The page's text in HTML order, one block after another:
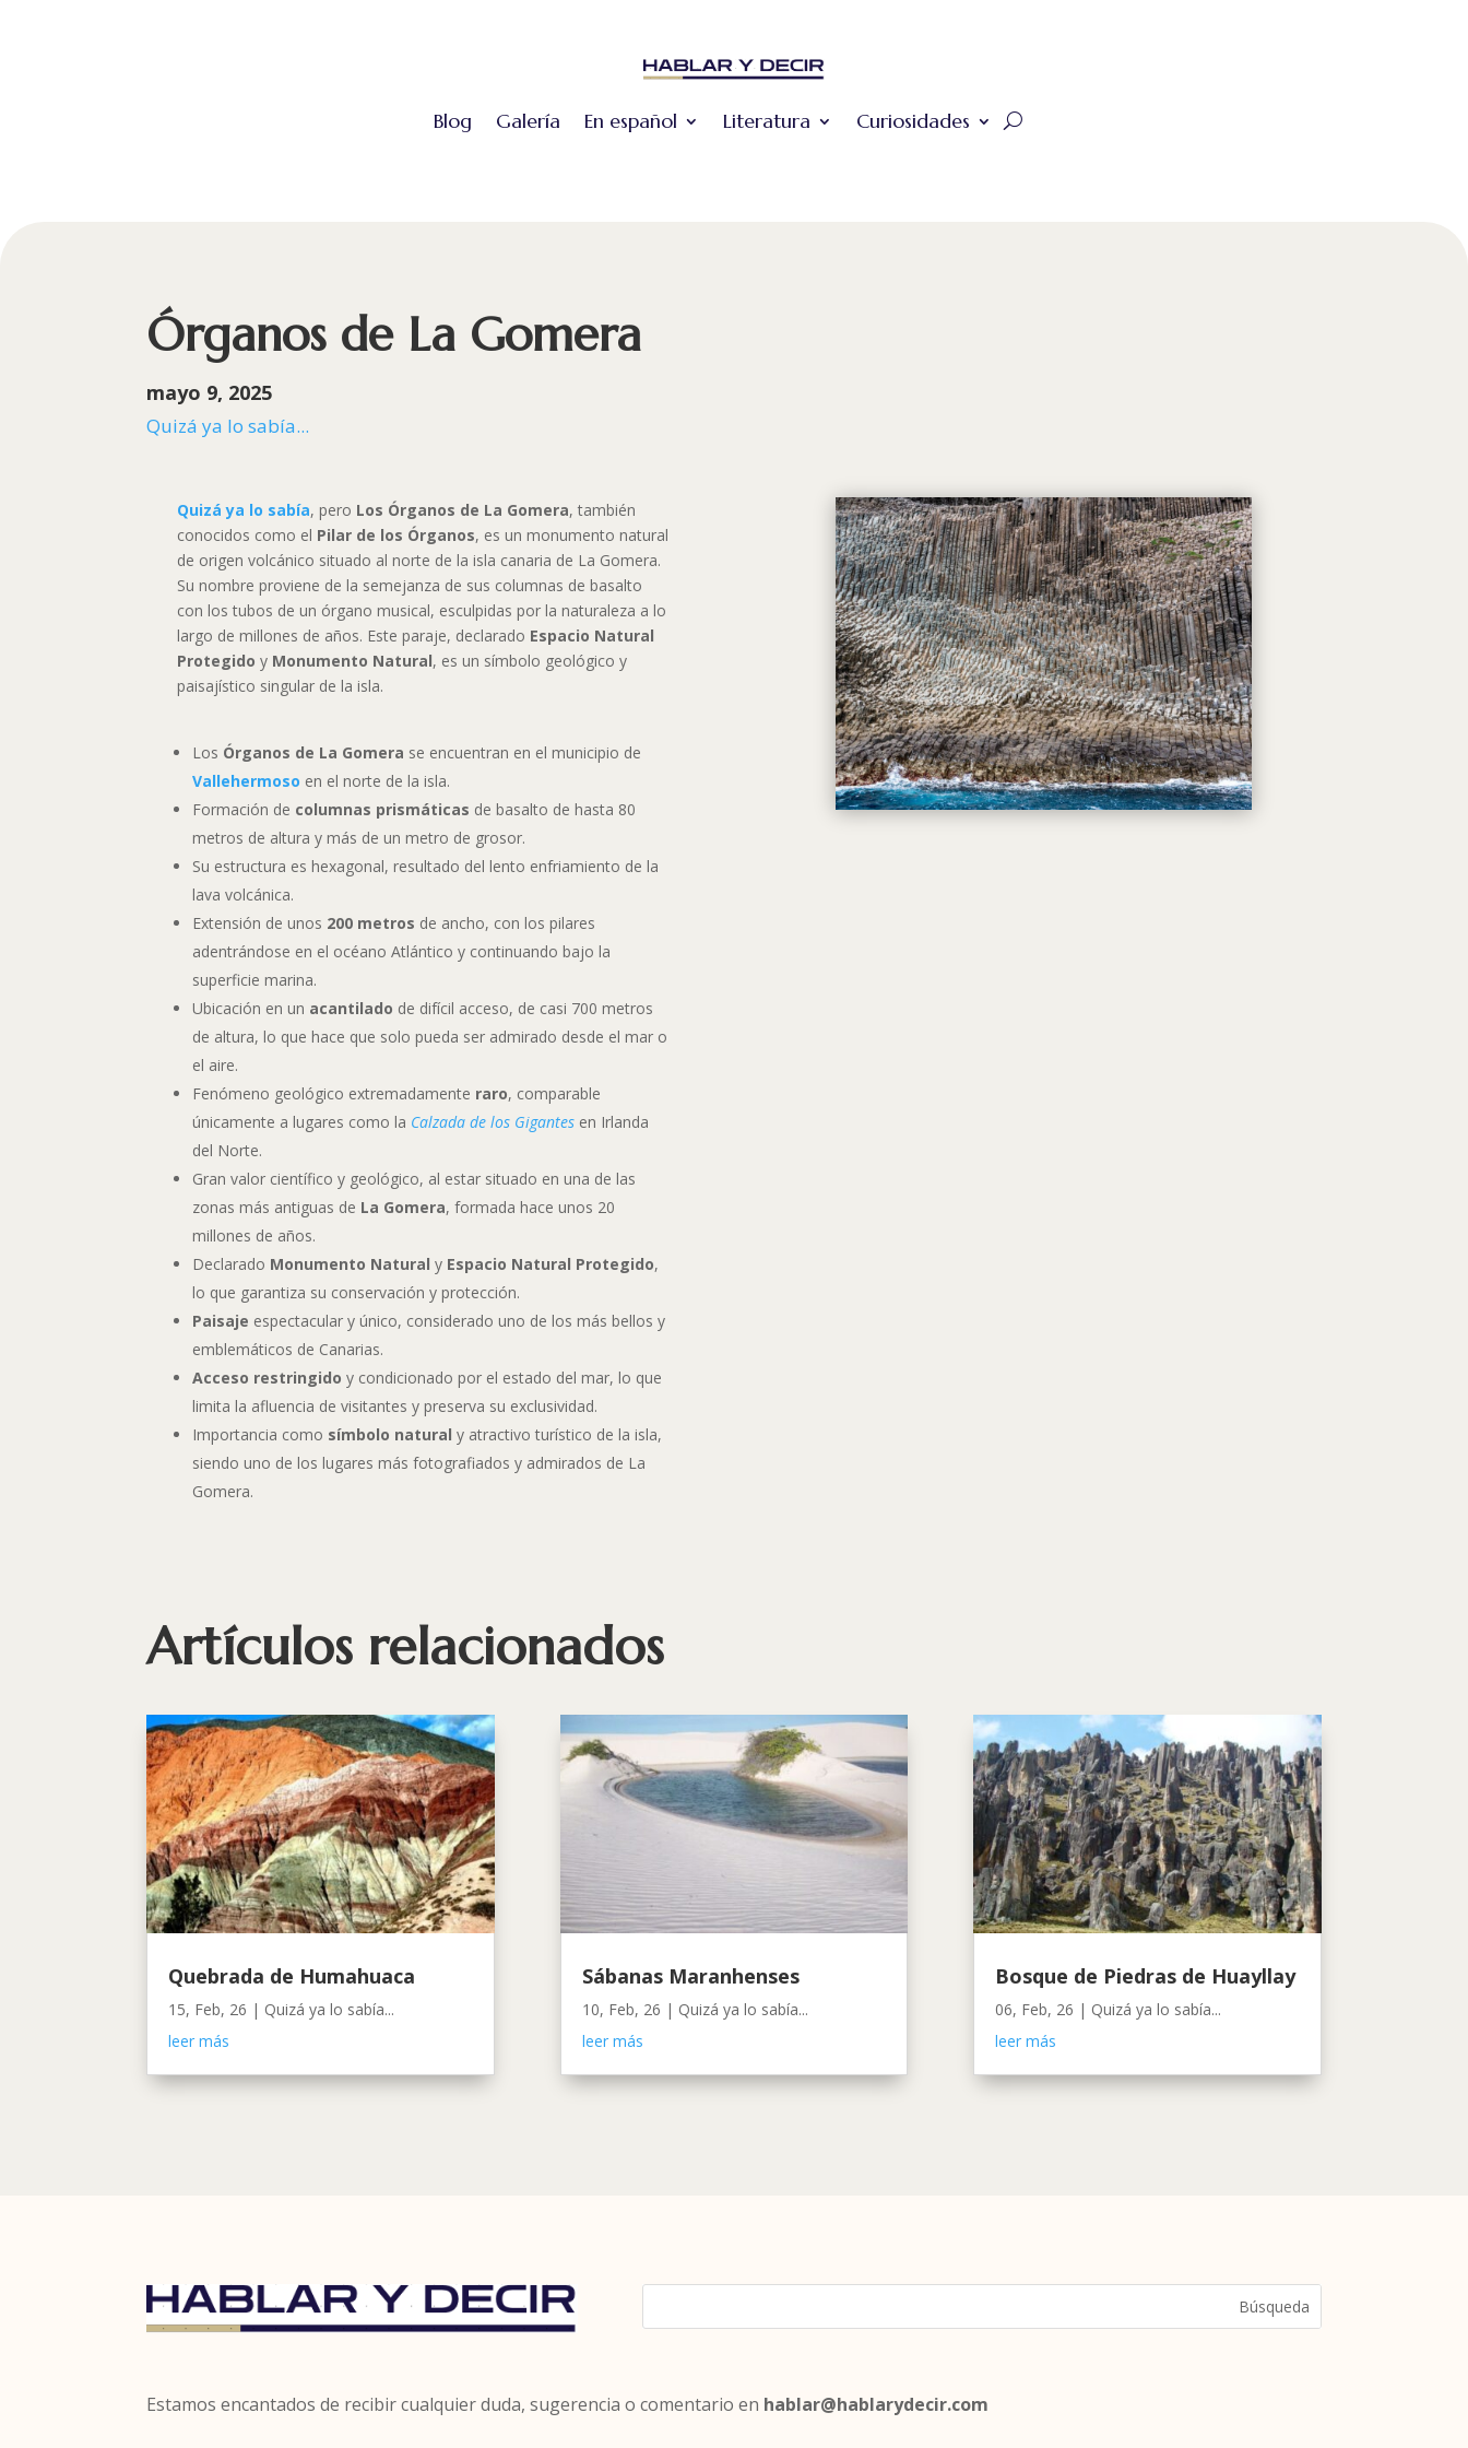
Blog Galería En español Literatura Curiosidades
Órganos de La Gomera
mayo 9, 2025
Quizá ya lo sabía...
Quizá ya lo sabía, pero Los Órganos de La Gomera, también
conocidos como el Pilar de los Órganos, es un monumento natural
de origen volcánico situado al norte de la isla canaria de La Gomera.
Su nombre proviene de la semejanza de sus columnas de basalto
con los tubos de un órgano musical, esculpidas por la naturaleza a lo
largo de millones de años. Este paraje, declarado Espacio Natural
Protegido y Monumento Natural, es un símbolo geológico y
paisajístico singular de la isla.
Los Órganos de La Gomera se encuentran en el municipio de
Vallehermoso en el norte de la isla.
Formación de columnas prismáticas de basalto de hasta 80
metros de altura y más de un metro de grosor.
Su estructura es hexagonal, resultado del lento enfriamiento de la
lava volcánica.
Extensión de unos 200 metros de ancho, con los pilares
adentrándose en el océano Atlántico y continuando bajo la
superficie marina.
Ubicación en un acantilado de difícil acceso, de casi 700 metros
de altura, lo que hace que solo pueda ser admirado desde el mar o
el aire.
Fenómeno geológico extremadamente raro, comparable
únicamente a lugares como la Calzada de los Gigantes en Irlanda
del Norte.
Gran valor científico y geológico, al estar situado en una de las
zonas más antiguas de La Gomera, formada hace unos 20
millones de años.
Declarado Monumento Natural y Espacio Natural Protegido,
lo que garantiza su conservación y protección.
Paisaje espectacular y único, considerado uno de los más bellos y
emblemáticos de Canarias.
Acceso restringido y condicionado por el estado del mar, lo que
limita la afluencia de visitantes y preserva su exclusividad.
Importancia como símbolo natural y atractivo turístico de la isla,
siendo uno de los lugares más fotografiados y admirados de La
Gomera.
Artículos relacionados
Quebrada de Humahuaca
15, Feb, 26 | Quizá ya lo sabía...
leer más
Sábanas Maranhenses
10, Feb, 26 | Quizá ya lo sabía...
leer más
Bosque de Piedras de Huayllay
06, Feb, 26 | Quizá ya lo sabía...
leer más
Estamos encantados de recibir cualquier duda, sugerencia o comentario en hablar@hablarydecir.com